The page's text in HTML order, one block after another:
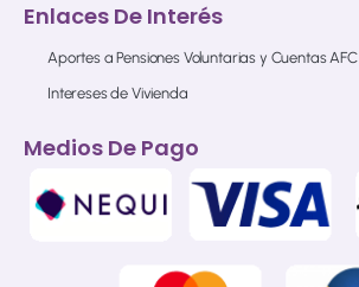
Enlaces De Interés
Aportes a Pensiones Voluntarias y Cuentas AFC
Intereses de Vivienda
Medios De Pago